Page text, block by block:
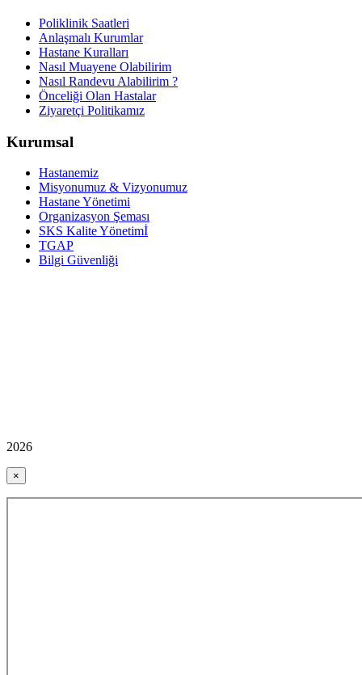
Poliklinik Saatleri
Anlaşmalı Kurumlar
Hastane Kuralları
Nasıl Muayene Olabilirim
Nasıl Randevu Alabilirim ?
Önceliği Olan Hastalar
Ziyaretçi Politikamız
Kurumsal
Hastanemiz
Misyonumuz & Vizyonumuz
Hastane Yönetimi
Organizasyon Şeması
SKS Kalite Yönetimİ
TGAP
Bilgi Güvenliği
2026
×